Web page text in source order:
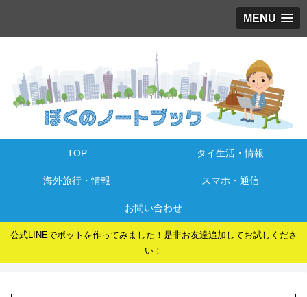
MENU
TOP タイ生活・情報
海外旅行・情報 スマホ・通信
お問い合わせ
公式LINEでボットを作ってみました！是非お友達追加してお試しくださ
い！